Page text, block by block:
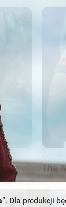
”. Dla produkcji
The